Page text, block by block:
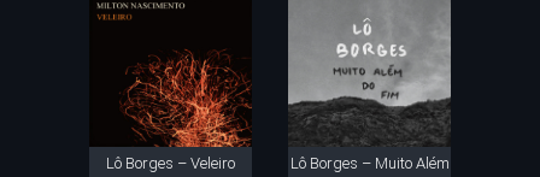
Lô Borges – Veleiro
Lô Borges – Muito Além